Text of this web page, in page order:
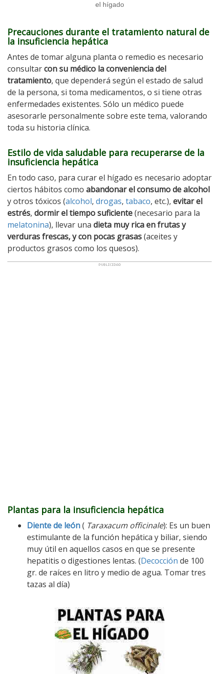
el hígado
Precauciones durante el tratamiento natural de
la insuficiencia hepática
Antes de tomar alguna planta o remedio es necesario
consultarcon su médico la conveniencia del
tratamiento, que dependerá según el estado de salud
de la persona, si toma medicamentos, o si tiene otras
enfermedades existentes. Sólo un médico puede
asesorarle personalmente sobre este tema, valorando
toda su historia clínica.
Estilo de vida saludable para recuperarse de la
insuficiencia hepática
En todo caso, para curar el hígado es necesario adoptar
ciertos hábitos como abandonar el consumo de alcohol
y otros tóxicos (alcohol, drogas, tabaco, etc.), evitar el
estrés, dormir el tiempo suficiente(necesario para la
melatonina), llevar una dieta muy rica en frutas y
verduras frescas, y con pocas grasas(aceites y
productos grasos como los quesos).
Plantas para la insuficiencia hepática
Diente de león( Taraxacum officinale): Es un buen
estimulante de la función hepática y biliar, siendo
muy útil en aquellos casos en que se presente
hepatitis o digestiones lentas. (Decocción de 100
gr. de raíces en litro y medio de agua. Tomar tres
tazas al día)